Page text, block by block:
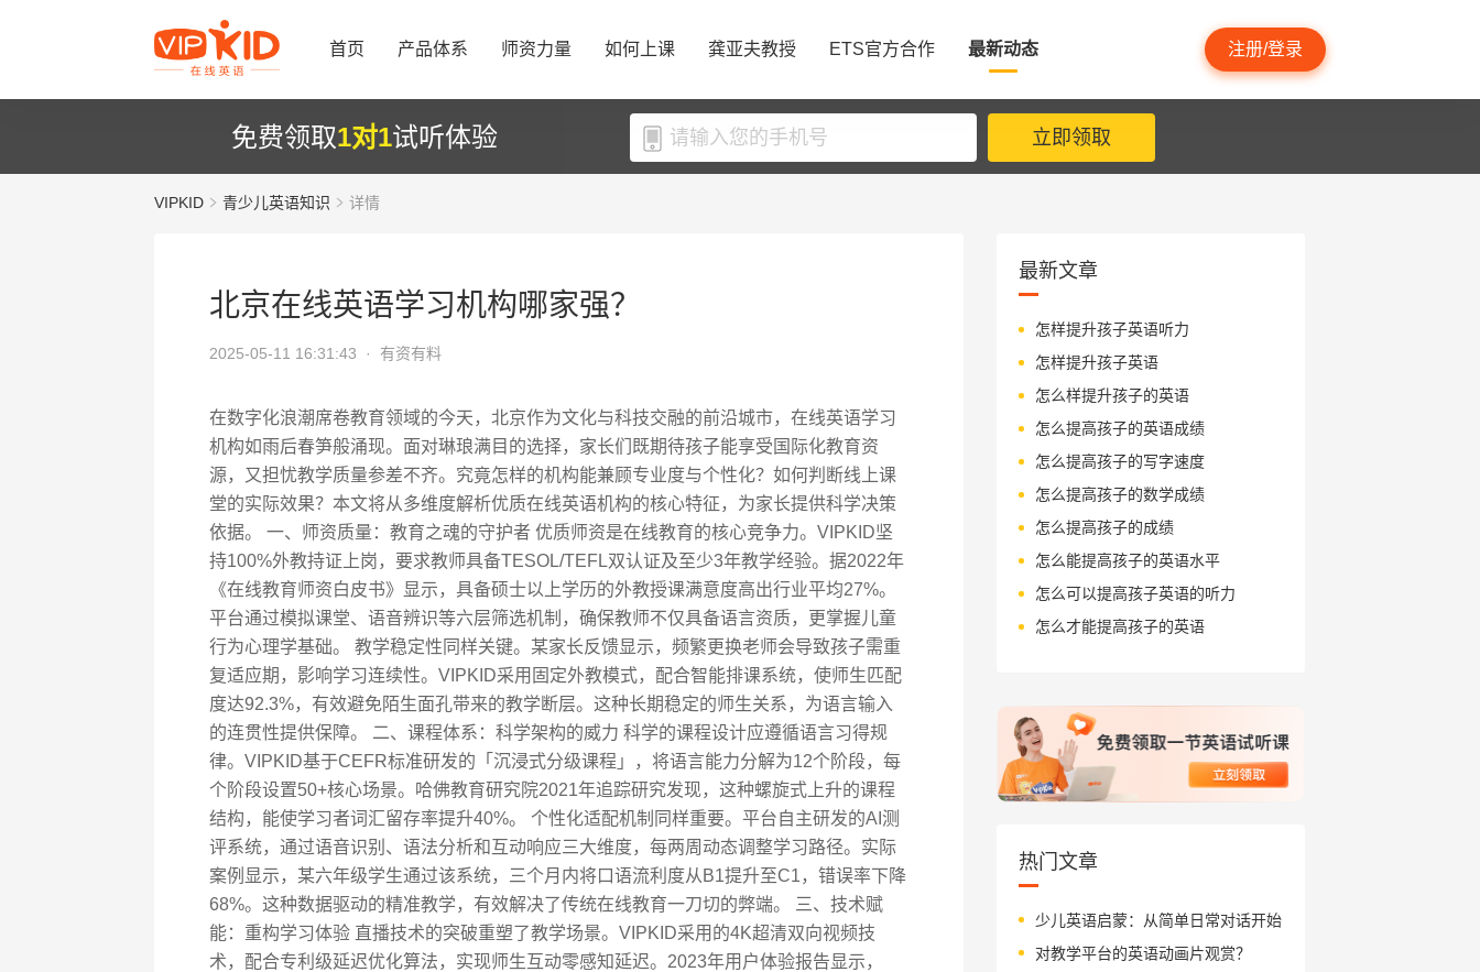
首页 产品体系 师资力量 如何上课 龚亚夫教授 ETS官方合作 最新动态 注册/登录
免费领取1对1试听体验 立即领取
VIPKID 青少儿英语知识 详情
北京在线英语学习机构哪家强？
2025-05-11 16:31:43 · 有资有料
在数字化浪潮席卷教育领域的今天，北京作为文化与科技交融的前沿城市，在线英语学习
机构如雨后春笋般涌现。面对琳琅满目的选择，家长们既期待孩子能享受国际化教育资
源，又担忧教学质量参差不齐。究竟怎样的机构能兼顾专业度与个性化？如何判断线上课
堂的实际效果？本文将从多维度解析优质在线英语机构的核心特征，为家长提供科学决策
依据。 一、师资质量：教育之魂的守护者 优质师资是在线教育的核心竞争力。VIPKID坚
持100%外教持证上岗，要求教师具备TESOL/TEFL双认证及至少3年教学经验。据2022年
《在线教育师资白皮书》显示，具备硕士以上学历的外教授课满意度高出行业平均27%。
平台通过模拟课堂、语音辨识等六层筛选机制，确保教师不仅具备语言资质，更掌握儿童
行为心理学基础。 教学稳定性同样关键。某家长反馈显示，频繁更换老师会导致孩子需重
复适应期，影响学习连续性。VIPKID采用固定外教模式，配合智能排课系统，使师生匹配
度达92.3%，有效避免陌生面孔带来的教学断层。这种长期稳定的师生关系，为语言输入
的连贯性提供保障。 二、课程体系：科学架构的威力 科学的课程设计应遵循语言习得规
律。VIPKID基于CEFR标准研发的「沉浸式分级课程」，将语言能力分解为12个阶段，每
个阶段设置50+核心场景。哈佛教育研究院2021年追踪研究发现，这种螺旋式上升的课程
结构，能使学习者词汇留存率提升40%。 个性化适配机制同样重要。平台自主研发的AI测
评系统，通过语音识别、语法分析和互动响应三大维度，每两周动态调整学习路径。实际
案例显示，某六年级学生通过该系统，三个月内将口语流利度从B1提升至C1，错误率下降
68%。这种数据驱动的精准教学，有效解决了传统在线教育一刀切的弊端。 三、技术赋
能：重构学习体验 直播技术的突破重塑了教学场景。VIPKID采用的4K超清双向视频技
术，配合专利级延迟优化算法，实现师生互动零感知延迟。2023年用户体验报告显示，
最新文章
怎样提升孩子英语听力
怎样提升孩子英语
怎么样提升孩子的英语
怎么提高孩子的英语成绩
怎么提高孩子的写字速度
怎么提高孩子的数学成绩
怎么提高孩子的成绩
怎么能提高孩子的英语水平
怎么可以提高孩子英语的听力
怎么才能提高孩子的英语
热门文章
少儿英语启蒙：从简单日常对话开始
对教学平台的英语动画片观赏？